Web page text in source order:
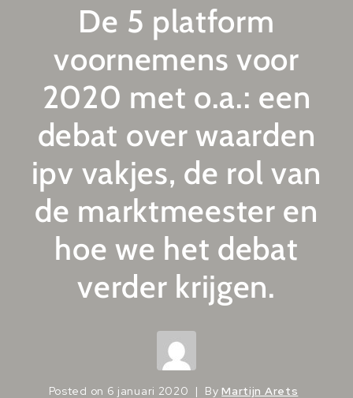
De 5 platform
voornemens voor
2020 met o.a.: een
debat over waarden
ipv vakjes, de rol van
de marktmeester en
hoe we het debat
verder krijgen.
Posted on 6 januari 2020 ByMartijn Arets